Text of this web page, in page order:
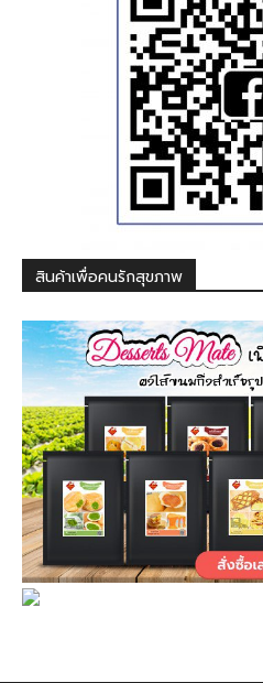
สินค้าเพื่อคนรักสุขภาพ